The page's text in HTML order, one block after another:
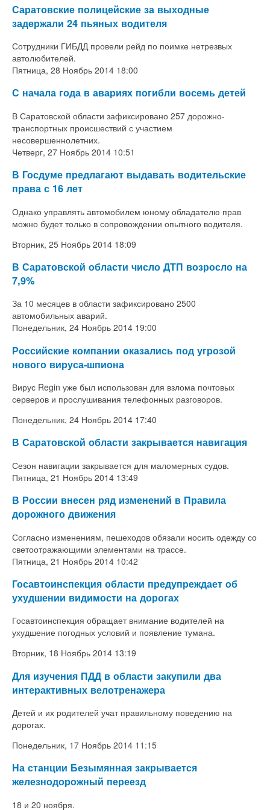
Саратовские полицейские за выходные
задержали 24 пьяных водителя
Сотрудники ГИБДД провели рейд по поимке нетрезвых
автолюбителей.
Пятница, 28 Ноябрь 2014 18:00
С начала года в авариях погибли восемь детей
В Саратовской области зафиксировано 257 дорожно-
транспортных происшествий с участием
несовершеннолетних.
Четверг, 27 Ноябрь 2014 10:51
В Госдуме предлагают выдавать водительские
права с 16 лет
Однако управлять автомобилем юному обладателю прав
можно будет только в сопровождении опытного водителя.
Вторник, 25 Ноябрь 2014 18:09
В Саратовской области число ДТП возросло на
7,9%
За 10 месяцев в области зафиксировано 2500
автомобильных аварий.
Понедельник, 24 Ноябрь 2014 19:00
Российские компании оказались под угрозой
нового вируса-шпиона
Вирус Regin уже был использован для взлома почтовых
серверов и прослушивания телефонных разговоров.
Понедельник, 24 Ноябрь 2014 17:40
В Саратовской области закрывается навигация
Сезон навигации закрывается для маломерных судов.
Пятница, 21 Ноябрь 2014 13:49
В России внесен ряд изменений в Правила
дорожного движения
Согласно изменениям, пешеходов обязали носить одежду со
светоотражающими элементами на трассе.
Пятница, 21 Ноябрь 2014 10:42
Госавтоинспекция области предупреждает об
ухудшении видимости на дорогах
Госавтоинспекция обращает внимание водителей на
ухудшение погодных условий и появление тумана.
Вторник, 18 Ноябрь 2014 13:19
Для изучения ПДД в области закупили два
интерактивных велотренажера
Детей и их родителей учат правильному поведению на
дорогах.
Понедельник, 17 Ноябрь 2014 11:15
На станции Безымянная закрывается
железнодорожный переезд
18 и 20 ноября.